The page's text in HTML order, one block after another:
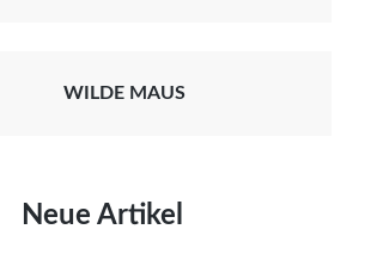
WILDE MAUS
Neue Artikel